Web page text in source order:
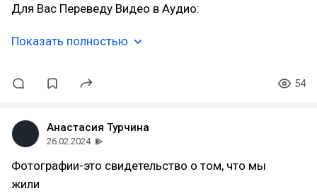
Для Вас Переведу Видео в Аудио:
Показать полностью
54
Анастасия Турчина
26.02.2024
Фотографии-это свидетельство о том, что мы
жили